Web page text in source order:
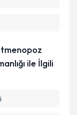
ile İlgili